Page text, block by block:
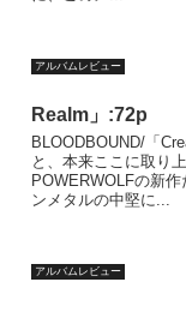
アルバムレビュー
Realm」:72p
BLOODBOUND/「
と、本来ここに取り
POWERWOLFの新
ンメタルの中堅に...
アルバムレビュー